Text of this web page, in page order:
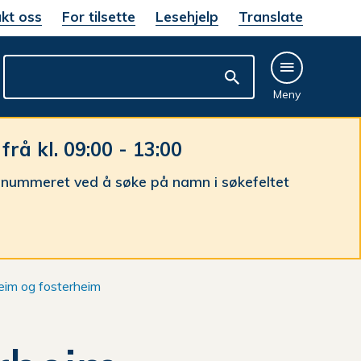
oss For tilsette Lesehjelp Translate
Meny
kl. 09:00 - 13:00
ved å søke på namn i søkefeltet
og fosterheim